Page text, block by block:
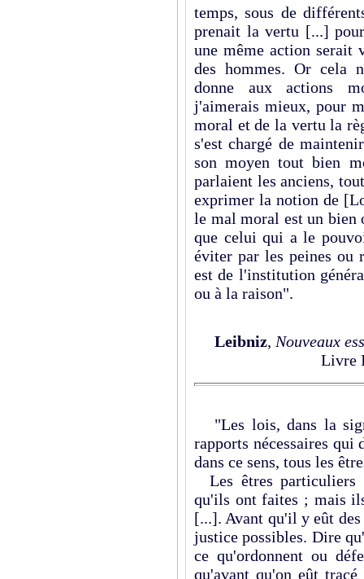
temps, sous de
prenait la vertu [...]
une même action serait
des hommes. Or cela
donne aux actions
j'aimerais mieux, pour
moral et de la vertu la
s'est chargé de
son moyen tout bien
parlaient les anciens,
exprimer la notion de
le mal moral est un
que celui qui a le
éviter par les peines ou
est de l'institution
ou à la raison".
Leibniz, Nouveaux
Livre
"Les lois, dans la
rapports nécessaires qui
dans ce sens, tous les
Les êtres particuliers
qu'ils ont faites ; mais
[...]. Avant qu'il y eût
justice possibles. Dire
ce qu'ordonnent ou
qu'avant qu'on eût